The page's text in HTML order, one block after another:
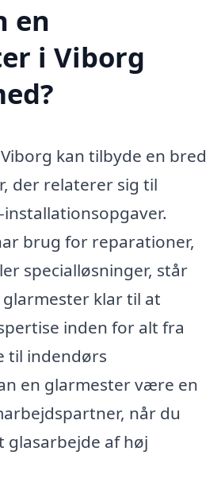
en
i Viborg
kan tilbyde en bred
der relaterer sig til
brug for reparationer,
specialløsninger, står
klar til at
inden for alt fra
til indendørs
en glarmester være en
når du
glasarbejde af høj